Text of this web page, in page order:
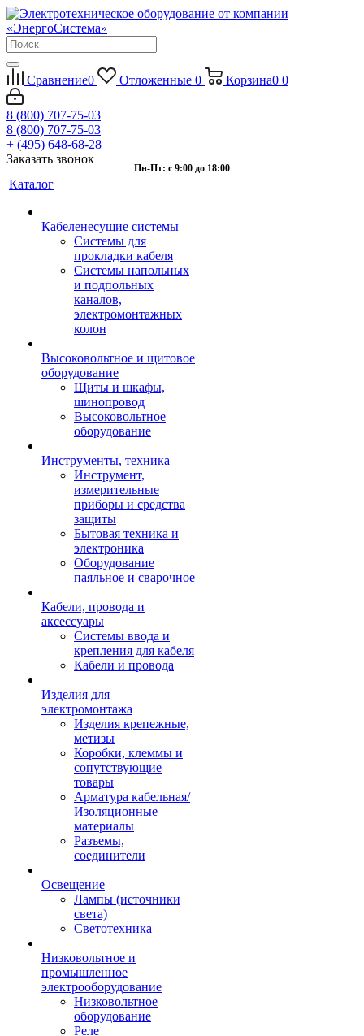
Сравнение0 Отложенные 0 Корзина0 0
8 (800) 707-75-03
8 (800) 707-75-03
+ (495) 648-68-28
Заказать звонок
Пн-Пт: с 9:00 до 18:00
Каталог
Кабеленесущие системы
Системы для
прокладки кабеля
Системы напольных
и подпольных
каналов,
электромонтажных
колон
Высоковольтное и щитовое
оборудование
Щиты и шкафы,
шинопровод
Высоковольтное
оборудование
Инструменты, техника
Инструмент,
измерительные
приборы и средства
защиты
Бытовая техника и
электроника
Оборудование
паяльное и сварочное
Кабели, провода и
аксессуары
Системы ввода и
крепления для кабеля
Кабели и провода
Изделия для
электромонтажа
Изделия крепежные,
метизы
Коробки, клеммы и
сопутствующие
товары
Арматура кабельная/
Изоляционные
материалы
Разъемы,
соединители
Освещение
Лампы (источники
света)
Светотехника
Низковольтное и
промышленное
электрооборудование
Низковольтное
оборудование
Реле